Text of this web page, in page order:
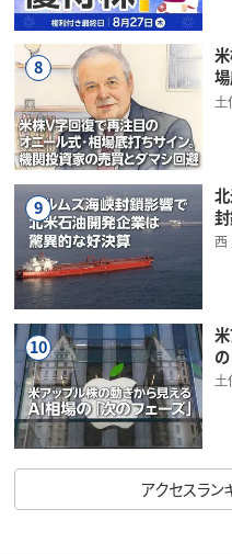
8
土
9
西
10
土
アクセスラン